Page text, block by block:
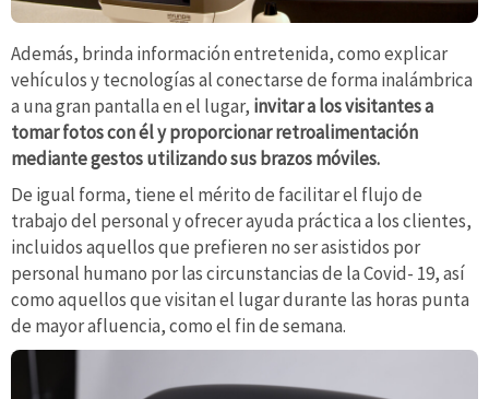
Además, brinda información entretenida, como explicar
vehículos y tecnologías al conectarse de forma inalámbrica
a una gran pantalla en el lugar, invitar a los visitantes a
tomar fotos con él y proporcionar retroalimentación
mediante gestos utilizando sus brazos móviles.
De igual forma, tiene el mérito de facilitar el flujo de
trabajo del personal y ofrecer ayuda práctica a los clientes,
incluidos aquellos que prefieren no ser asistidos por
personal humano por las circunstancias de la Covid- 19, así
como aquellos que visitan el lugar durante las horas punta
de mayor afluencia, como el fin de semana.